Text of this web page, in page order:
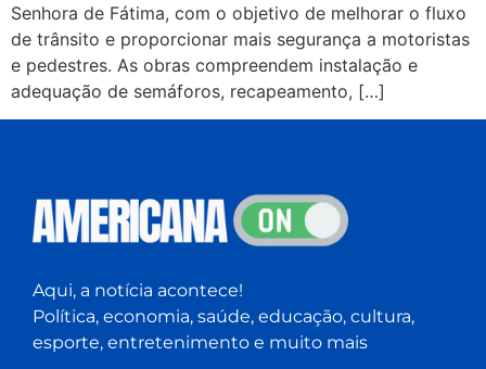
Senhora de Fátima, com o objetivo de melhorar o fluxo
de trânsito e proporcionar mais segurança a motoristas
e pedestres. As obras compreendem instalação e
adequação de semáforos, recapeamento, […]
Aqui, a notícia acontece!
Política, economia, saúde, educação, cultura,
esporte, entretenimento e muito mais